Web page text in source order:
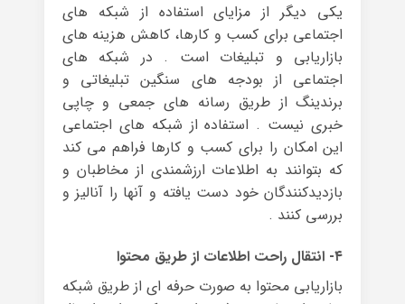
یکی دیگر از مزایای استفاده از شبکه های
اجتماعی برای کسب و کارها، کاهش هزینه های
بازاریابی و تبلیغات است . در شبکه های
اجتماعی از بودجه های سنگین تبلیغاتی و
برندینگ از طریق رسانه های جمعی و چاپی
خبری نیست . استفاده از شبکه های اجتماعی
این امکان را برای کسب و کارها فراهم می کند
که بتوانند به اطلاعات ارزشمندی از مخاطبان و
بازدیدکنندگان خود دست یافته و آنها را آنالیز و
بررسی کنند .
۴- انتقال راحت اطلاعات از طریق محتوا
بازاریابی محتوا به صورت حرفه ای از طریق شبکه